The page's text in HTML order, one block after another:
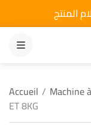
المنتج
MENU
Accueil / Machine
ET 8KG